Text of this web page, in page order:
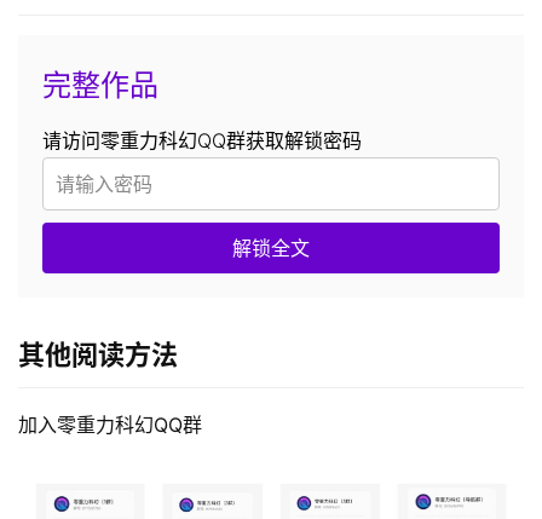
完整作品
请访问零重力科幻QQ群获取解锁密码
解锁全文
其他阅读方法
加入零重力科幻QQ群